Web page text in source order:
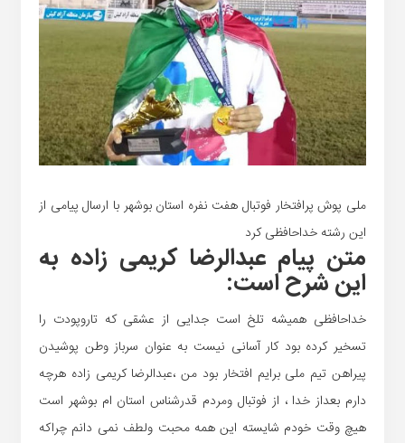
ملی پوش پرافتخار فوتبال هفت نفره استان بوشهر با ارسال پیامی از
این رشته خداحافظی کرد
متن پیام عبدالرضا کریمی زاده به
این شرح است:
خداحافظی همیشه تلخ است جدایی از عشقی که تاروپودت را
تسخیر کرده بود کار آسانی نیست به عنوان سرباز وطن پوشیدن
پیراهن تیم ملی برایم افتخار بود من ،عبدالرضا کریمی زاده هرچه
دارم بعداز خدا ، از فوتبال ومردم قدرشناس استان ام بوشهر است
هیچ وقت خودم شایسته این همه محبت ولطف نمی دانم چراکه